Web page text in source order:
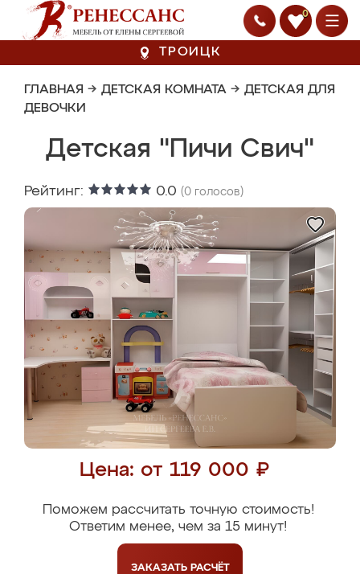
0
ТРОИЦК
ГЛАВНАЯ → ДЕТСКАЯ КОМНАТА → ДЕТСКАЯ ДЛЯ
ДЕВОЧКИ
Детская "Пичи Свич"
Рейтинг: 0.0 (0 голосов)
Цена: от 119 000 ₽
Поможем рассчитать точную стоимость!
Ответим менее, чем за 15 минут!
ЗАКАЗАТЬ РАСЧЁТ